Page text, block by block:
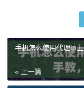
手机怎么使用代理ip
« 上一篇